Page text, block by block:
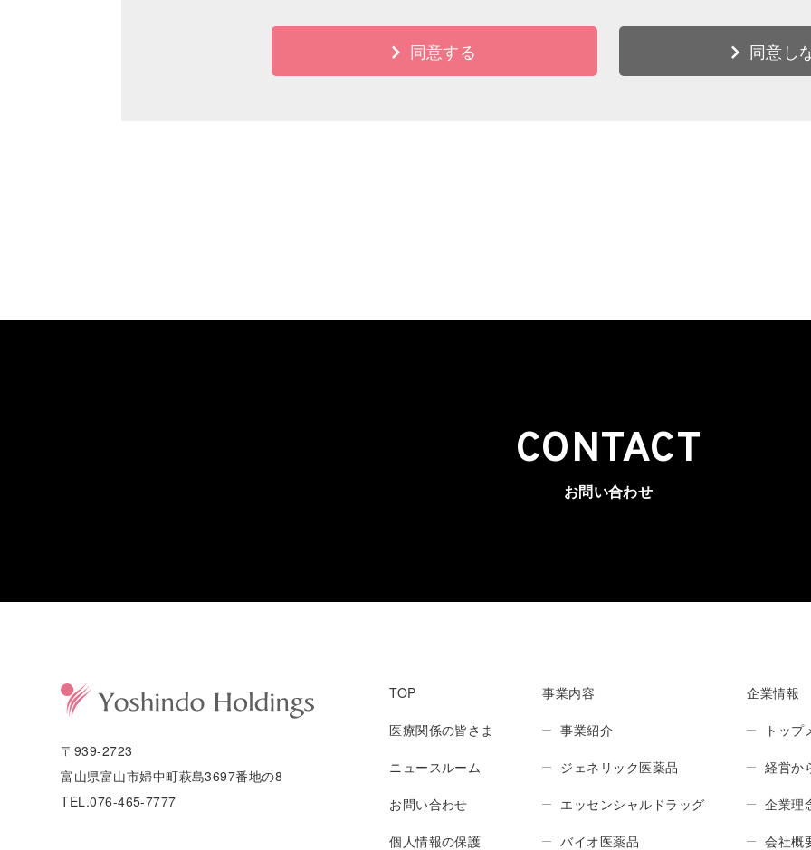
同意する 同意し
CONTACT
お問い合わせ
〒939-2723
富山県富山市婦中町萩島3697番地の8
TEL.076-465-7777
TOP
医療関係の皆さま
ニュースルーム
お問い合わせ
個人情報の保護
事業内容
事業紹介
ジェネリック医薬品
エッセンシャルドラッグ
バイオ医薬品
企業情報
トップ
経営か
企業理
会社概